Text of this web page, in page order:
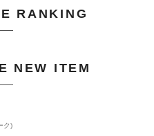
RANKING
NEW ITEM
ク)